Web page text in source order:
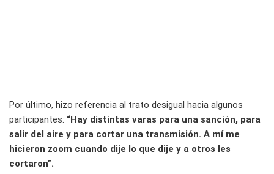
Por último, hizo referencia al trato desigual hacia algunos
participantes: “Hay distintas varas para una sanción, para
salir del aire y para cortar una transmisión. A mí me
hicieron zoom cuando dije lo que dije y a otros les
cortaron”.